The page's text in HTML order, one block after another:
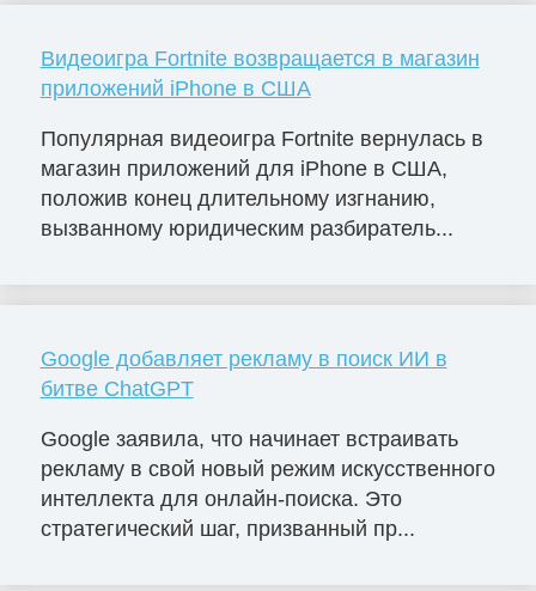
Видеоигра Fortnite возвращается в магазин
приложений iPhone в США
Популярная видеоигра Fortnite вернулась в
магазин приложений для iPhone в США,
положив конец длительному изгнанию,
вызванному юридическим разбиратель...
Google добавляет рекламу в поиск ИИ в
битве ChatGPT
Google заявила, что начинает встраивать
рекламу в свой новый режим искусственного
интеллекта для онлайн-поиска. Это
стратегический шаг, призванный пр...